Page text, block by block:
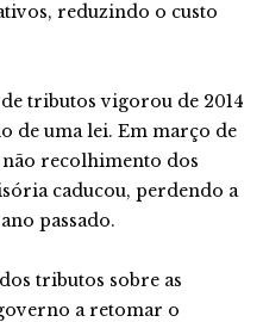
reduzindo o custo
tributos vigorou de 2014
de uma lei. Em março de
recolhimento dos
caducou, perdendo a
passado.
tributos sobre as
a retomar o